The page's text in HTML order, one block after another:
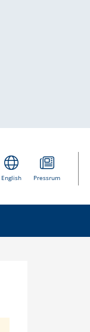
English Pressrum